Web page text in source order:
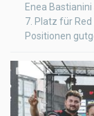
Enea
7. Platz für
Positionen